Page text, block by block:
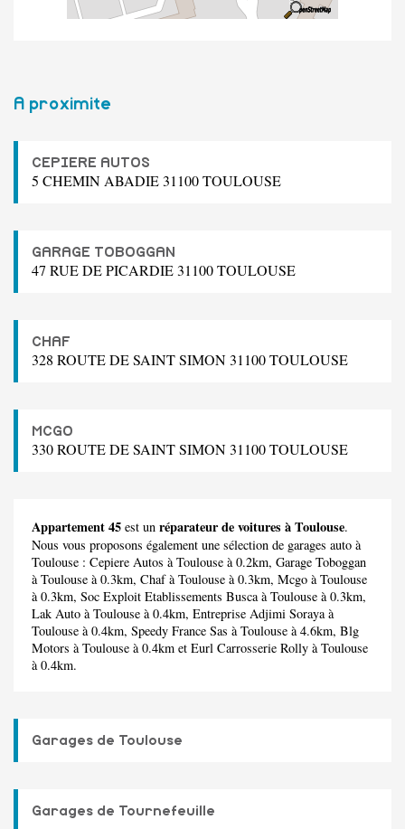
A proximite
CEPIERE AUTOS
5 CHEMIN ABADIE 31100 TOULOUSE
GARAGE TOBOGGAN
47 RUE DE PICARDIE 31100 TOULOUSE
CHAF
328 ROUTE DE SAINT SIMON 31100 TOULOUSE
MCGO
330 ROUTE DE SAINT SIMON 31100 TOULOUSE
Appartement 45 est un réparateur de voitures à Toulouse.
Nous vous proposons également une sélection de garages auto à
Toulouse : Cepiere Autos à Toulouse à 0.2km, Garage Toboggan
à Toulouse à 0.3km, Chafà Toulouse à 0.3km, Mcgo à Toulouse
à 0.3km, Soc Exploit Etablissements Buscaà Toulouse à 0.3km,
Lak Auto à Toulouse à 0.4km, Entreprise Adjimi Sorayaà
Toulouse à 0.4km, Speedy France Sas à Toulouse à 4.6km, Blg
Motors à Toulouse à 0.4km et Eurl Carrosserie Rolly à Toulouse
à 0.4km.
Garages de Toulouse
Garages de Tournefeuille